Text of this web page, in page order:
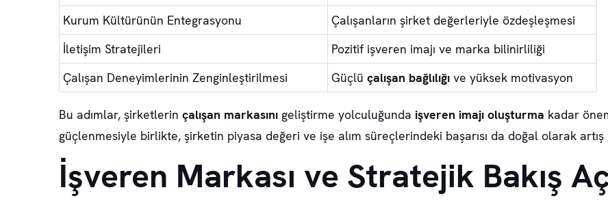
Kurum Kültürünün Entegrasyonu
Çalışanların şirket değerleriyle özdeşleşmesi
İletişim Stratejileri
Pozitif işveren imajı ve marka bilinirliliği
Çalışan Deneyimlerinin Zenginleştirilmesi
Güçlü çalışan bağlılığı ve yüksek motivasyon
Bu adımlar, şirketlerin çalışan markasını geliştirme yolculuğunda işveren imajı oluşturma kadar
güçlenmesiyle birlikte, şirketin piyasa değeri ve işe alım süreçlerindeki başarısı da doğal olarak
İşveren Markası ve Stratejik Bakış